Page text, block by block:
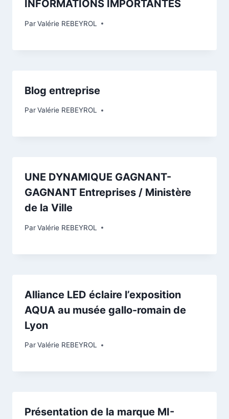
INFORMATIONS IMPORTANTES
ParValérie REBEYROL
Blog entreprise
ParValérie REBEYROL
UNE DYNAMIQUE GAGNANT-
GAGNANT Entreprises / Ministère
de la Ville
ParValérie REBEYROL
Alliance LED éclaire l’exposition
AQUA au musée gallo-romain de
Lyon
ParValérie REBEYROL
Présentation de la marque MI-